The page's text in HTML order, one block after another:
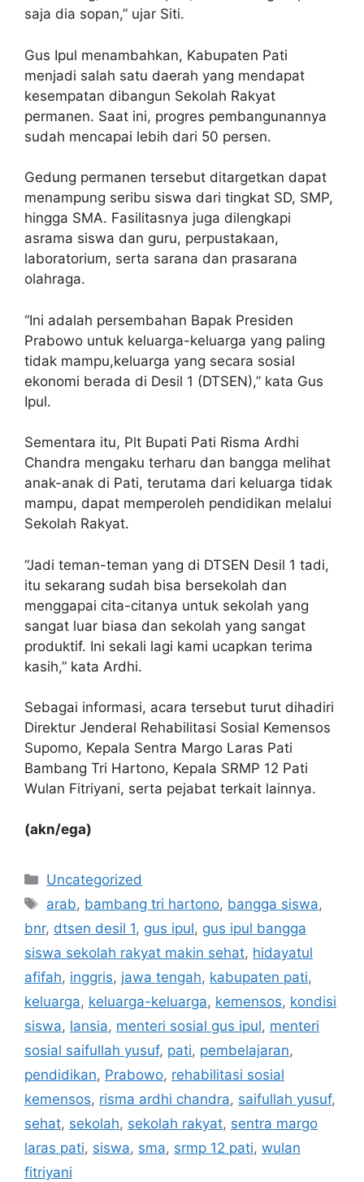
saja dia sopan,” ujar Siti.
Gus Ipul menambahkan, Kabupaten Pati
menjadi salah satu daerah yang mendapat
kesempatan dibangun Sekolah Rakyat
permanen. Saat ini, progres pembangunannya
sudah mencapai lebih dari 50 persen.
Gedung permanen tersebut ditargetkan dapat
menampung seribu siswa dari tingkat SD, SMP,
hingga SMA. Fasilitasnya juga dilengkapi
asrama siswa dan guru, perpustakaan,
laboratorium, serta sarana dan prasarana
olahraga.
“Ini adalah persembahan Bapak Presiden
Prabowo untuk keluarga-keluarga yang paling
tidak mampu,keluarga yang secara sosial
ekonomi berada di Desil 1 (DTSEN),” kata Gus
Ipul.
Sementara itu, Plt Bupati Pati Risma Ardhi
Chandra mengaku terharu dan bangga melihat
anak-anak di Pati, terutama dari keluarga tidak
mampu, dapat memperoleh pendidikan melalui
Sekolah Rakyat.
“Jadi teman-teman yang di DTSEN Desil 1 tadi,
itu sekarang sudah bisa bersekolah dan
menggapai cita-citanya untuk sekolah yang
sangat luar biasa dan sekolah yang sangat
produktif. Ini sekali lagi kami ucapkan terima
kasih,” kata Ardhi.
Sebagai informasi, acara tersebut turut dihadiri
Direktur Jenderal Rehabilitasi Sosial Kemensos
Supomo, Kepala Sentra Margo Laras Pati
Bambang Tri Hartono, Kepala SRMP 12 Pati
Wulan Fitriyani, serta pejabat terkait lainnya.
(akn/ega)
Kategori
Uncategorized
Tag
arab, bambang tri hartono, bangga siswa,
bnr, dtsen desil 1, gus ipul, gus ipul bangga
siswa sekolah rakyat makin sehat, hidayatul
afifah, inggris, jawa tengah, kabupaten pati,
keluarga, keluarga-keluarga, kemensos, kondisi
siswa, lansia, menteri sosial gus ipul, menteri
sosial saifullah yusuf, pati, pembelajaran,
pendidikan, Prabowo, rehabilitasi sosial
kemensos, risma ardhi chandra, saifullah yusuf,
sehat, sekolah, sekolah rakyat, sentra margo
laras pati, siswa, sma, srmp 12 pati, wulan
fitriyani